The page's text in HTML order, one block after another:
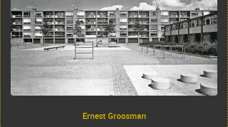
Ernest Groosman